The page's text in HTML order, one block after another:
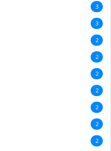
3
3
2
2
2
2
2
2
2